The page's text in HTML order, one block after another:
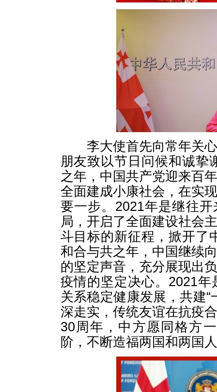
李大使首先向常年关心
朋友致以节日问候和诚挚
之年，中国共产党迎来百
全面建成小康社会，在实
要一步。2021年是继往
局，开启了全面建设社会
斗目标的新征程，掀开了
和合与共之年，中国继续
的坚定声音，充分展现出
疫情的坚定决心。2021
关系稳定健康发展，共建
深走实，传统友谊在抗疫
30周年，中方愿同格方
阶，不断造福两国和两国